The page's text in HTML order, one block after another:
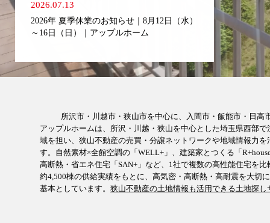
2026.07.13
2026年 夏季休業のお知らせ｜8月12日（水）
～16日（日）｜アップルホーム
所沢市・川越市・狭山市を中心に、入間市・飯能市・日
アップルホームは、所沢・川越・狭山を中心とした埼玉県西部
域を担い、狭山不動産の売買・分譲ネットワークや地域情報力
す。自然素材×全館空調の「WELL+」、建築家とつくる「
高断熱・省エネ住宅「SAN+」など、1社で複数の高性能住宅を
約4,500棟の供給実績をもとに、高気密・高断熱・高耐震を大切
基本としています。 狭山不動産の土地情報も活用できる土地探し